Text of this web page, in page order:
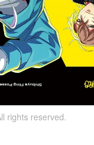
rights reserved.